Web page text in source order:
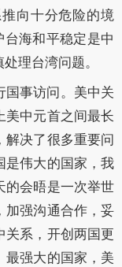
向十分危险的境
台海和平稳定是中
理台湾问题。
国事访问。美中关
美中元首之间最长
解决了很多重要问
是伟大的国家，我
的会晤是一次举世
加强沟通合作，妥
关系，开创两国更
最强大的国家，美